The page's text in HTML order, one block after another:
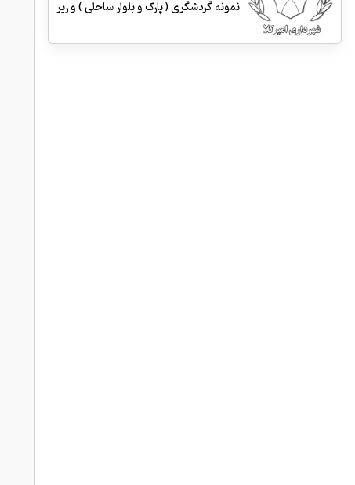
نمونه گردشگری ( پارک و بلوار ساحلی ) و زیر